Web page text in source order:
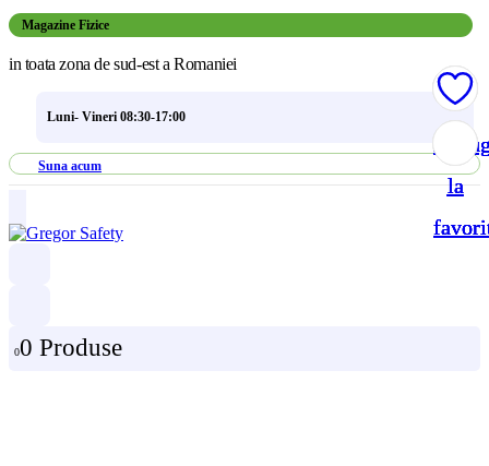
Magazine Fizice
in toata zona de sud-est a Romaniei
Luni- Vineri 08:30-17:00
Suna acum
00 Produse
la
la
la
la